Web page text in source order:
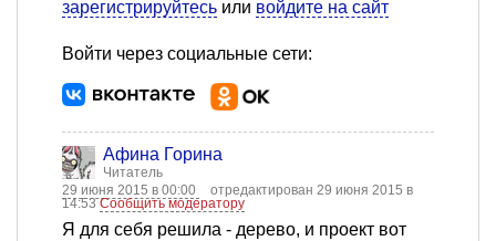
зарегистрируйтесь или войдите на сайт
Войти через социальные сети:
Афина Горина
Читатель
29 июня 2015 в 00:00
отредактирован 29 июня 2015 в
14:53Сообщить модератору
Я для себя решила - дерево, и проект вот